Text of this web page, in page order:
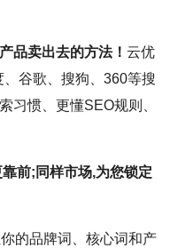
品卖出去的方法！ 云优
谷歌、搜狗、360等搜
习惯、更懂SEO规则、
前;同样市场,为您锁定
的品牌词、核心词和产